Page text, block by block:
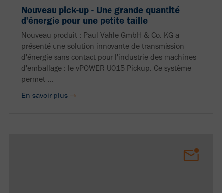
Nouveau pick-up - Une grande quantité
d'énergie pour une petite taille
Nouveau produit : Paul Vahle GmbH & Co. KG a
présenté une solution innovante de transmission
d'énergie sans contact pour l'industrie des machines
d'emballage : le vPOWER U015 Pickup. Ce système
permet ...
En savoir plus